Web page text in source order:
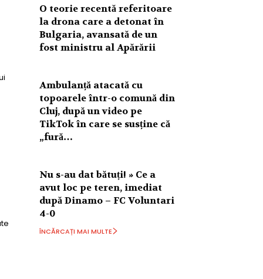
O teorie recentă referitoare
la drona care a detonat în
Bulgaria, avansată de un
fost ministru al Apărării
Ambulanță atacată cu
topoarele într-o comună din
Cluj, după un video pe
TikTok în care se susține că
„fură…
Nu s-au dat bătuți! » Ce a
avut loc pe teren, imediat
după Dinamo – FC Voluntari
4-0
ÎNCĂRCAȚI MAI MULTE